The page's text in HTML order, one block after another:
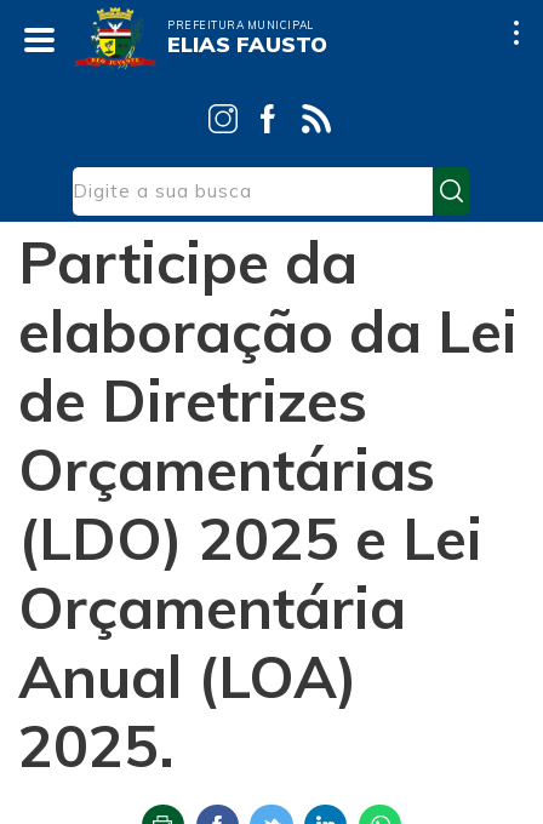
PREFEITURA MUNICIPAL
ELIAS FAUSTO
Contas Públicas
LOA (Lei Orçamentária Anual)
Participe da
elaboração da Lei
de Diretrizes
Orçamentárias
(LDO) 2025 e Lei
Orçamentária
Anual (LOA)
2025.